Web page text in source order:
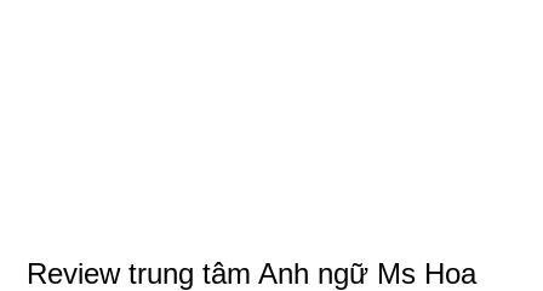
Review trung tâm Anh ngữ Ms Hoa